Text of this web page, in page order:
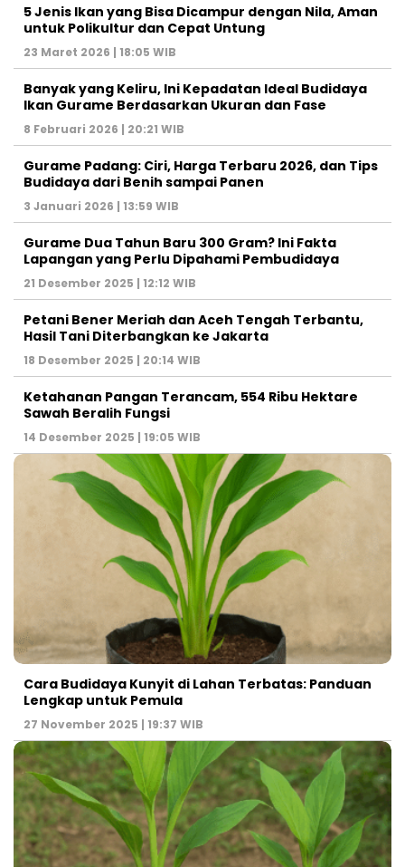
5 Jenis Ikan yang Bisa Dicampur dengan Nila, Aman
untuk Polikultur dan Cepat Untung
23 Maret 2026 | 18:05 WIB
Banyak yang Keliru, Ini Kepadatan Ideal Budidaya
Ikan Gurame Berdasarkan Ukuran dan Fase
8 Februari 2026 | 20:21 WIB
Gurame Padang: Ciri, Harga Terbaru 2026, dan Tips
Budidaya dari Benih sampai Panen
3 Januari 2026 | 13:59 WIB
Gurame Dua Tahun Baru 300 Gram? Ini Fakta
Lapangan yang Perlu Dipahami Pembudidaya
21 Desember 2025 | 12:12 WIB
Petani Bener Meriah dan Aceh Tengah Terbantu,
Hasil Tani Diterbangkan ke Jakarta
18 Desember 2025 | 20:14 WIB
Ketahanan Pangan Terancam, 554 Ribu Hektare
Sawah Beralih Fungsi
14 Desember 2025 | 19:05 WIB
Cara Budidaya Kunyit di Lahan Terbatas: Panduan
Lengkap untuk Pemula
27 November 2025 | 19:37 WIB